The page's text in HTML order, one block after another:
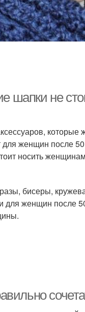
шапки не
женщин после
носить
бисеры,
женщин после